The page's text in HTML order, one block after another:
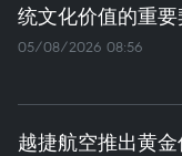
统文化价值的重
05/08/2026 08:56
越捷航空推出黄